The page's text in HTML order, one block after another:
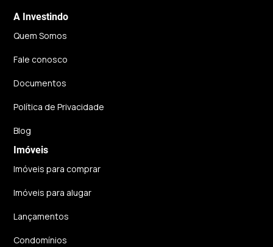
A Investindo
Quem Somos
Fale conosco
Documentos
Política de Privacidade
Blog
Imóveis
Imóveis para comprar
Imóveis para alugar
Lançamentos
Condomínios